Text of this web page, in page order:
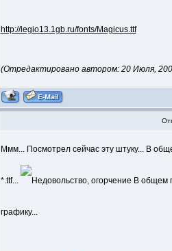
http://legio13.1gb.ru/fonts/Magicus.ttf
(Отредактировано автором: 20 Июля,
Ммм... Посмотрел сейчас эту штуку... В
*.ttf... В общем
графику...